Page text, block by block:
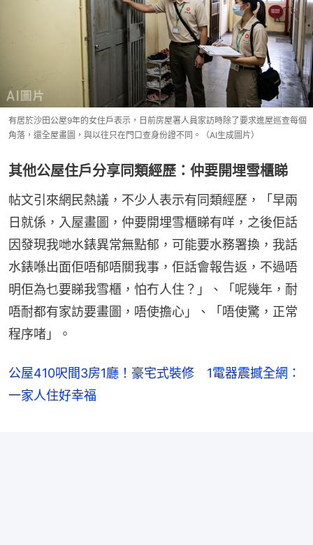
有居於沙田公屋9年的女住戶表示，日前房屋署人員家訪時除了要求進屋巡查每個
角落，還全屋畫圖，與以往只在門口查身份證不同。（AI生成圖片）
其他公屋住戶分享同類經歷：仲要開埋雪櫃睇
帖文引來網民熱議，不少人表示有同類經歷，「早兩
日就係，入屋畫圖，仲要開埋雪櫃睇有咩，之後佢話
因發現我哋水錶異常無點郁，可能要水務署換，我話
水錶喺出面佢唔郁唔關我事，佢話會報告返，不過唔
明佢為乜要睇我雪櫃，怕冇人住？」、「呢幾年，耐
唔耐都有家訪要畫圖，唔使擔心」、「唔使驚，正常
程序啫」。
公屋410呎間3房1廳！豪宅式裝修 1電器震撼全網：
一家人住好幸福